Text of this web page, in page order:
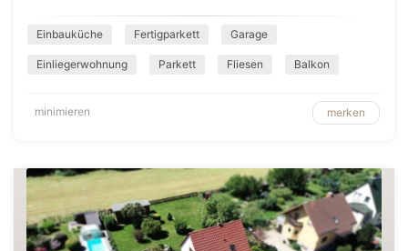
Einbauküche Fertigparkett Garage
Einliegerwohnung Parkett Fliesen Balkon
minimieren merken